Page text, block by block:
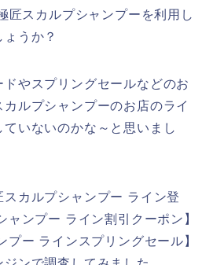
匠スカルプシャンプーを利用し
うか？
やスプリングセールなどのお
ルプシャンプーのお店のライ
いないのかな～と思いまし
カルプシャンプー ライン登
ャンプー ライン割引クーポン】
プー ラインスプリングセール】